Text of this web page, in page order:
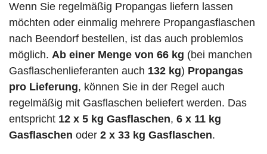
Wenn Sie regelmäßig Propangas liefern lassen
möchten oder einmalig mehrere Propangasflaschen
nach Beendorf bestellen, ist das auch problemlos
möglich. Ab einer Menge von 66 kg (bei manchen
Gasflaschenlieferanten auch 132 kg) Propangas
pro Lieferung, können Sie in der Regel auch
regelmäßig mit Gasflaschen beliefert werden. Das
entspricht 12 x 5 kg Gasflaschen, 6 x 11 kg
Gasflaschen oder 2 x 33 kg Gasflaschen.